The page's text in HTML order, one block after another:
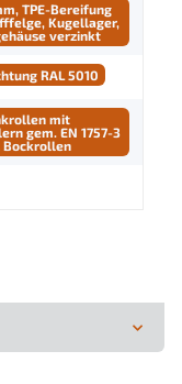
TPE-Bereifung
Kugellager,
verzinkt
RAL 5010
mit
gem. EN 1757-3
Bockrollen